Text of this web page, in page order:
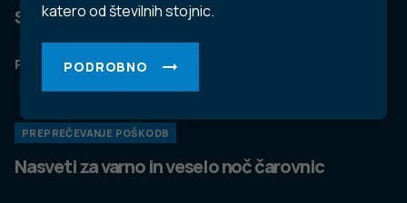
katero od številnih stojnic.
PODROBNO
Spremljanje okužb s SARS-CoV-2 (covid-19)
PODROBNO
PREPREČEVANJE POŠKODB
Nasveti za varno in veselo noč čarovnic